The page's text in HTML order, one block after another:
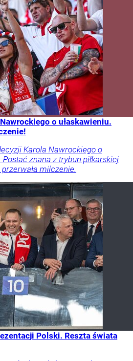
o ułaskawieniu.
Karola Nawrockiego o
Postać znana z trybun piłkarskiej
milczenie.
Polski. Reszta świata